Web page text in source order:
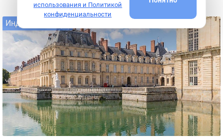
Индивидуальная
использования и Политикой
конфиденциальности